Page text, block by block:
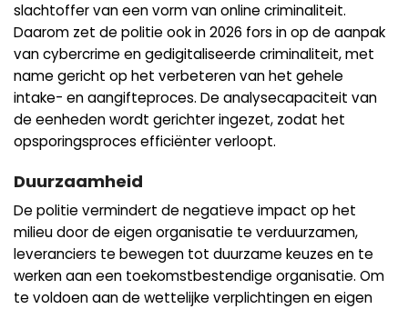
slachtoffer van een vorm van online criminaliteit.
Daarom zet de politie ook in 2026 fors in op de aanpak
van cybercrime en gedigitaliseerde criminaliteit, met
name gericht op het verbeteren van het gehele
intake- en aangifteproces. De analysecapaciteit van
de eenheden wordt gerichter ingezet, zodat het
opsporingsproces efficiënter verloopt.
Duurzaamheid
De politie vermindert de negatieve impact op het
milieu door de eigen organisatie te verduurzamen,
leveranciers te bewegen tot duurzame keuzes en te
werken aan een toekomstbestendige organisatie. Om
te voldoen aan de wettelijke verplichtingen en eigen